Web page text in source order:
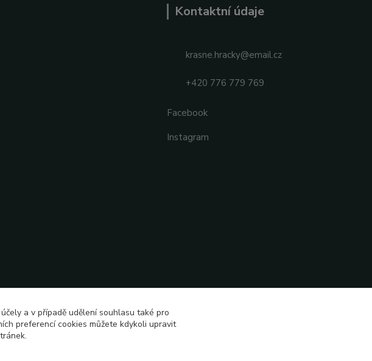
Kontaktní údaje
krasne.hracky@email.cz
+420 776 779 769
Facebook
Instagram
a v případě udělení souhlasu také pro
preferencí cookies můžete kdykoli upravit